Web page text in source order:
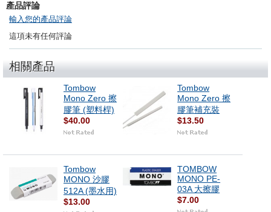
產品評論
輸入您的產品評論
這項未有任何評論
相關產品
Tombow
Mono Zero 擦
膠筆 (塑料桿)
$40.00
Tombow
Mono Zero 擦
膠筆補充裝
$13.50
Tombow
MONO 沙膠
512A (墨水用)
$13.00
TOMBOW
MONO PE-
03A 大擦膠
$7.00